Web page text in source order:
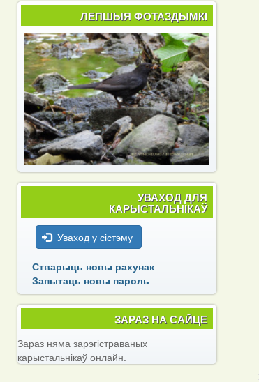
ЛЕПШЫЯ ФОТАЗДЫМКІ
УВАХОД ДЛЯ
КАРЫСТАЛЬНІКАЎ
Уваход у сістэму
Стварыць новы рахунак
Запытаць новы пароль
ЗАРАЗ НА САЙЦЕ
Зараз няма зарэгістраваных
карыстальнікаў онлайн.